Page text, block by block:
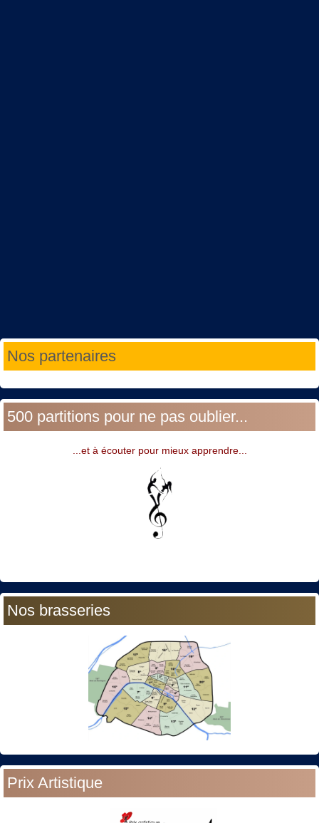
Nos partenaires
500 partitions pour ne pas oublier...
...et à écouter pour mieux apprendre...
Nos brasseries
Prix Artistique
Année
précédente
Mois
précédent
Année
suivante
Mois
suivant